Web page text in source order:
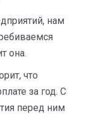
нам
она.
что
за год. С
перед ним